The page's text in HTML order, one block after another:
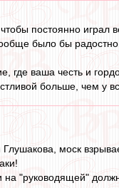
постоянно
было бы
где ваша честь и
больше, чем у
моск
"руководящей"